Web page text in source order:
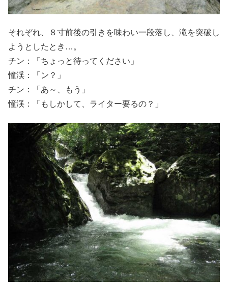
それぞれ、８寸前後の引きを味わい一段落し、滝を突破し
ようとしたとき…。
チン：「ちょっと待ってください」
憧渓：「ン？」
チン：「あ～、もう」
憧渓：「もしかして、ライター要るの？」